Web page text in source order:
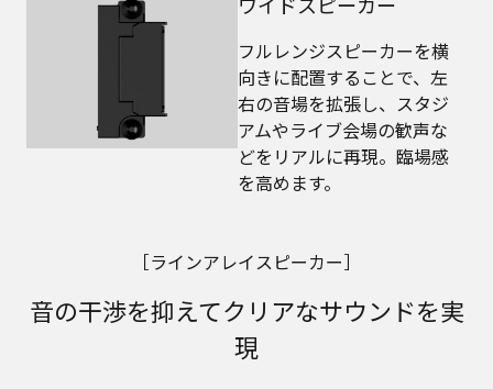
フルレンジスピーカーを横
向きに配置することで、左
右の音場を拡張し、スタジ
アムやライブ会場の歓声な
どをリアルに再現。臨場感
を高めます。
［ラインアレイスピーカー］
音の干渉を抑えてクリアなサウンドを実
現